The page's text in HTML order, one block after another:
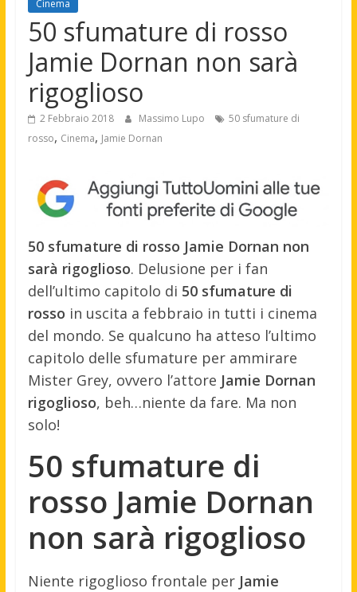
Cinema
50 sfumature di rosso
Jamie Dornan non sarà
rigoglioso
2 Febbraio 2018 Massimo Lupo
50 sfumature di
rosso, Cinema, Jamie Dornan
50 sfumature di rosso Jamie Dornan non
sarà rigoglioso. Delusione per i fan
dell’ultimo capitolo di 50 sfumature di
rosso in uscita a febbraio in tutti i cinema
del mondo. Se qualcuno ha atteso l’ultimo
capitolo delle sfumature per ammirare
Mister Grey, ovvero l’attore Jamie Dornan
rigoglioso, beh…niente da fare. Ma non
solo!
50 sfumature di
rosso Jamie Dornan
non sarà rigoglioso
Niente rigoglioso frontale per Jamie